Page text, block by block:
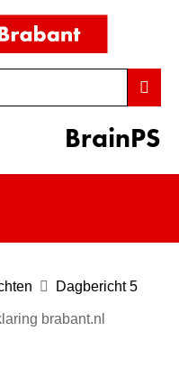
BrainPS
Dagbericht 5
brabant.nl